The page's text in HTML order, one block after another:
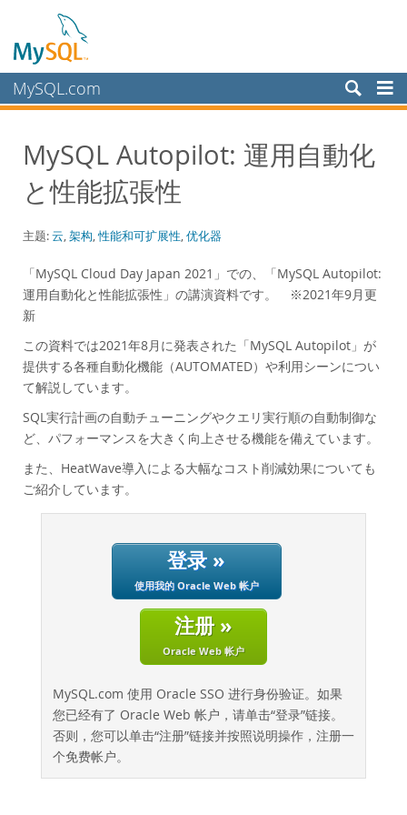
MySQL.com
服务
合作伙伴
白皮书
演示文稿
案例研究
Books
性能
基准测试
迁移
节省总拥有成本
行业
MySQL Autopilot: 運用自動化
と性能拡張性
主题:云,架构,性能和可扩展性,优化器
「MySQL Cloud Day Japan 2021」での、「MySQL Autopilot:
運用自動化と性能拡張性」の講演資料です。 ※2021年9月更
新
この資料では2021年8月に発表された「MySQL Autopilot」が
提供する各種自動化機能（AUTOMATED）や利用シーンについ
て解説しています。
SQL実行計画の自動チューニングやクエリ実行順の自動制御な
ど、パフォーマンスを大きく向上させる機能を備えています。
また、HeatWave導入による大幅なコスト削減効果についても
ご紹介しています。
登录 »
使用我的 Oracle Web 帐户
注册 »
Oracle Web 帐户
MySQL.com 使用 Oracle SSO 进行身份验证。如果
您已经有了 Oracle Web 帐户，请单击“登录”链接。
否则，您可以单击“注册”链接并按照说明操作，注册一
个免费帐户。